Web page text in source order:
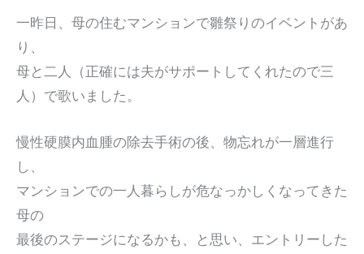
一昨日、母の住むマンションで雛祭りのイベントがあ
り、
母と二人（正確には夫がサポートしてくれたので三
人）で歌いました。
慢性硬膜内血腫の除去手術の後、物忘れが一層進行
し、
マンションでの一人暮らしが危なっかしくなってきた
母の
最後のステージになるかも、と思い、エントリーした